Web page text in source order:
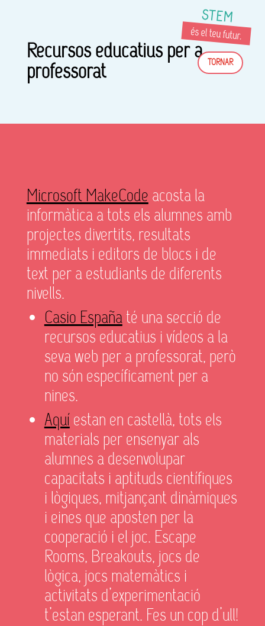
TORNAR
Recursos educatius per a
professorat
Microsoft MakeCode acosta la
informàtica a tots els alumnes amb
projectes divertits, resultats
immediats i editors de blocs i de
text per a estudiants de diferents
nivells.
Casio Españaté una secció de
recursos educatius i vídeos a la
seva web per a professorat, però
no són específicament per a
nines.
Aquíestan en castellà, tots els
materials per ensenyar als
alumnes a desenvolupar
capacitats i aptituds científiques
i lògiques, mitjançant dinàmiques
i eines que aposten per la
cooperació i el joc. Escape
Rooms, Breakouts, jocs de
lògica, jocs matemàtics i
activitats d’experimentació
t’estan esperant. Fes un cop d’ull!